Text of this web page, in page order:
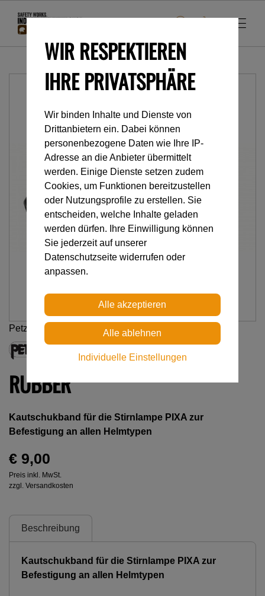
Petzl
RUBBER
Kautschukband für die Stirnlampe PIXA zur
Befestigung an allen Helmtypen
€ 9,00
Preis inkl. MwSt.
zzgl. Versandkosten
Beschreibung
Kautschukband für die Stirnlampe PIXA zur
Befestigung an allen Helmtypen
WIR RESPEKTIEREN
IHRE PRIVATSPHÄRE
Wir binden Inhalte und Dienste von
Drittanbietern ein. Dabei können
personenbezogene Daten wie Ihre IP-
Adresse an die Anbieter übermittelt
werden. Einige Dienste setzen zudem
Cookies, um Funktionen bereitzustellen
oder Nutzungsprofile zu erstellen. Sie
entscheiden, welche Inhalte geladen
werden dürfen. Ihre Einwilligung können
Sie jederzeit auf unserer
Datenschutzseite widerrufen oder
anpassen.
Individuelle Einstellungen